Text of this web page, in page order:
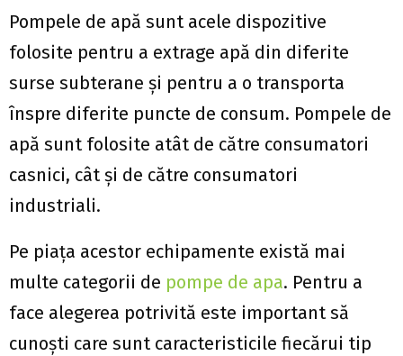
Pompele de apă sunt acele dispozitive
folosite pentru a extrage apă din diferite
surse subterane și pentru a o transporta
înspre diferite puncte de consum. Pompele de
apă sunt folosite atât de către consumatori
casnici, cât și de către consumatori
industriali.
Pe piața acestor echipamente există mai
multe categorii de pompe de apa. Pentru a
face alegerea potrivită este important să
cunoști care sunt caracteristicile fiecărui tip